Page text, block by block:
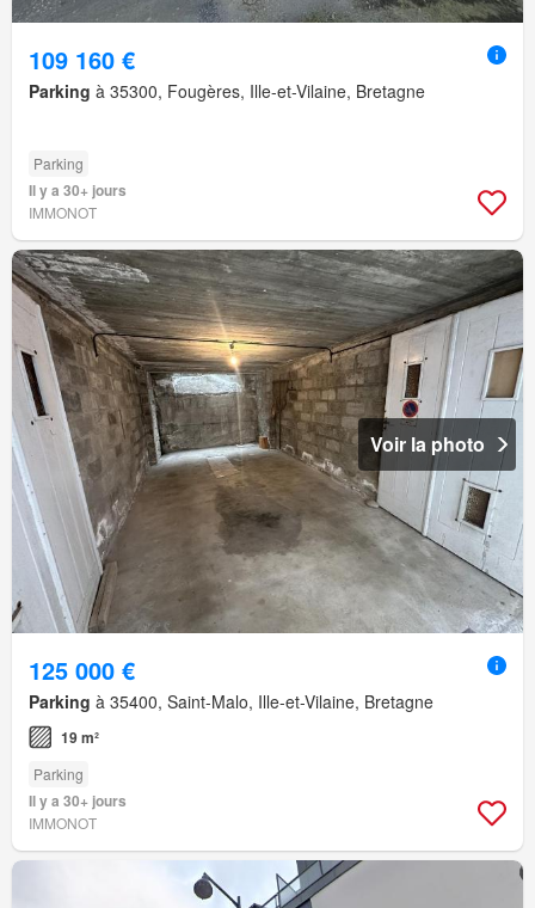
109 160 €
Parking à 35300, Fougères, Ille-et-Vilaine, Bretagne
Parking
Il y a 30+ jours
IMMONOT
Voir la photo
125 000 €
Parking à 35400, Saint-Malo, Ille-et-Vilaine, Bretagne
19 m²
Parking
Il y a 30+ jours
IMMONOT